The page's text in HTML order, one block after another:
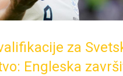
za
Engleska